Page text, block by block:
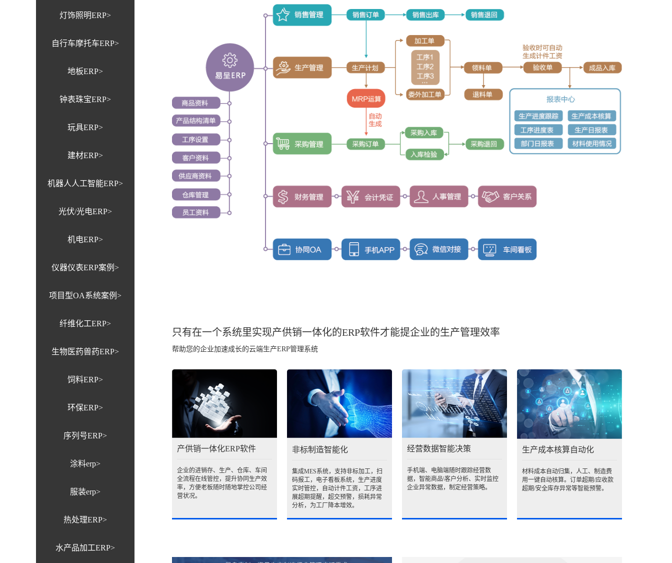
灯饰照明ERP>
自行车摩托车ERP>
地板ERP>
钟表珠宝ERP>
玩具ERP>
建材ERP>
机器人人工智能ERP>
光伏/光电ERP>
机电ERP>
仪器仪表ERP案例>
项目型OA系统案例>
纤维化工ERP>
生物医药兽药ERP>
饲料ERP>
环保ERP>
序列号ERP>
涂料erp>
服装erp>
热处理ERP>
水产品加工ERP>
只有在一个系统里实现产供销一体化的ERP软件才能提企业的生产管理效率
帮助您的企业加速成长的云端生产ERP管理系统
产供销一体化ERP软件
企业的进销存、生产、仓库、车间
全流程在线管控，提升协同生产效
率，方便老板随时随地掌控公司经
营状况。
非标制造智能化
集成MES系统，支持非标加工，扫
码报工，电子看板系统，生产进度
实时管控，自动计件工资，工序进
展超期提醒，超交预警，损耗异常
分析，为工厂降本增效。
经营数据智能决策
手机端、电脑端随时跟踪经营数
据，智能商品\客户分析、实时监控
企业异常数据，制定经营策略。
生产成本核算自动化
材料成本自动归集，人工、制造费
用一键自动核算。订单超期/应收款
超期/安全库存异常等智能预警。